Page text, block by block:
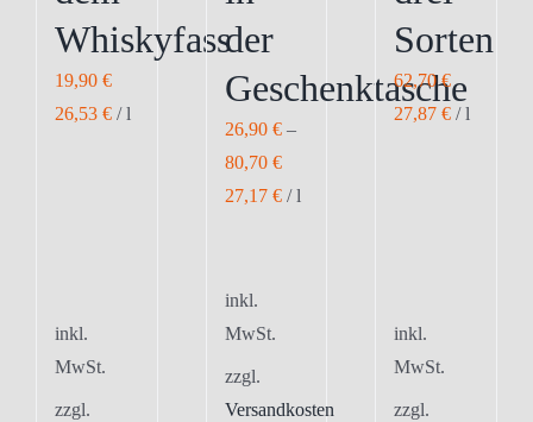
Whiskyfass
19,90 €
26,53 € /l
inkl.
MwSt.
zzgl.
der
Geschenktasche
26,90 €–
80,70 €
27,17 €/l
inkl.
MwSt.
zzgl.
Versandkosten
Sorten
62,70€
27,87€ /l
inkl.
MwSt.
zzgl.